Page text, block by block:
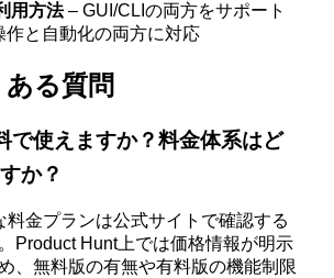
用方法– GUI/CLIの両方をサポート
作と自動化の両方に対応
る質問
で使えますか？料金体系はど
か？
料金プランは公式サイトで確認する
Product Hunt上では価格情報が明示
、無料版の有無や有料版の機能制限